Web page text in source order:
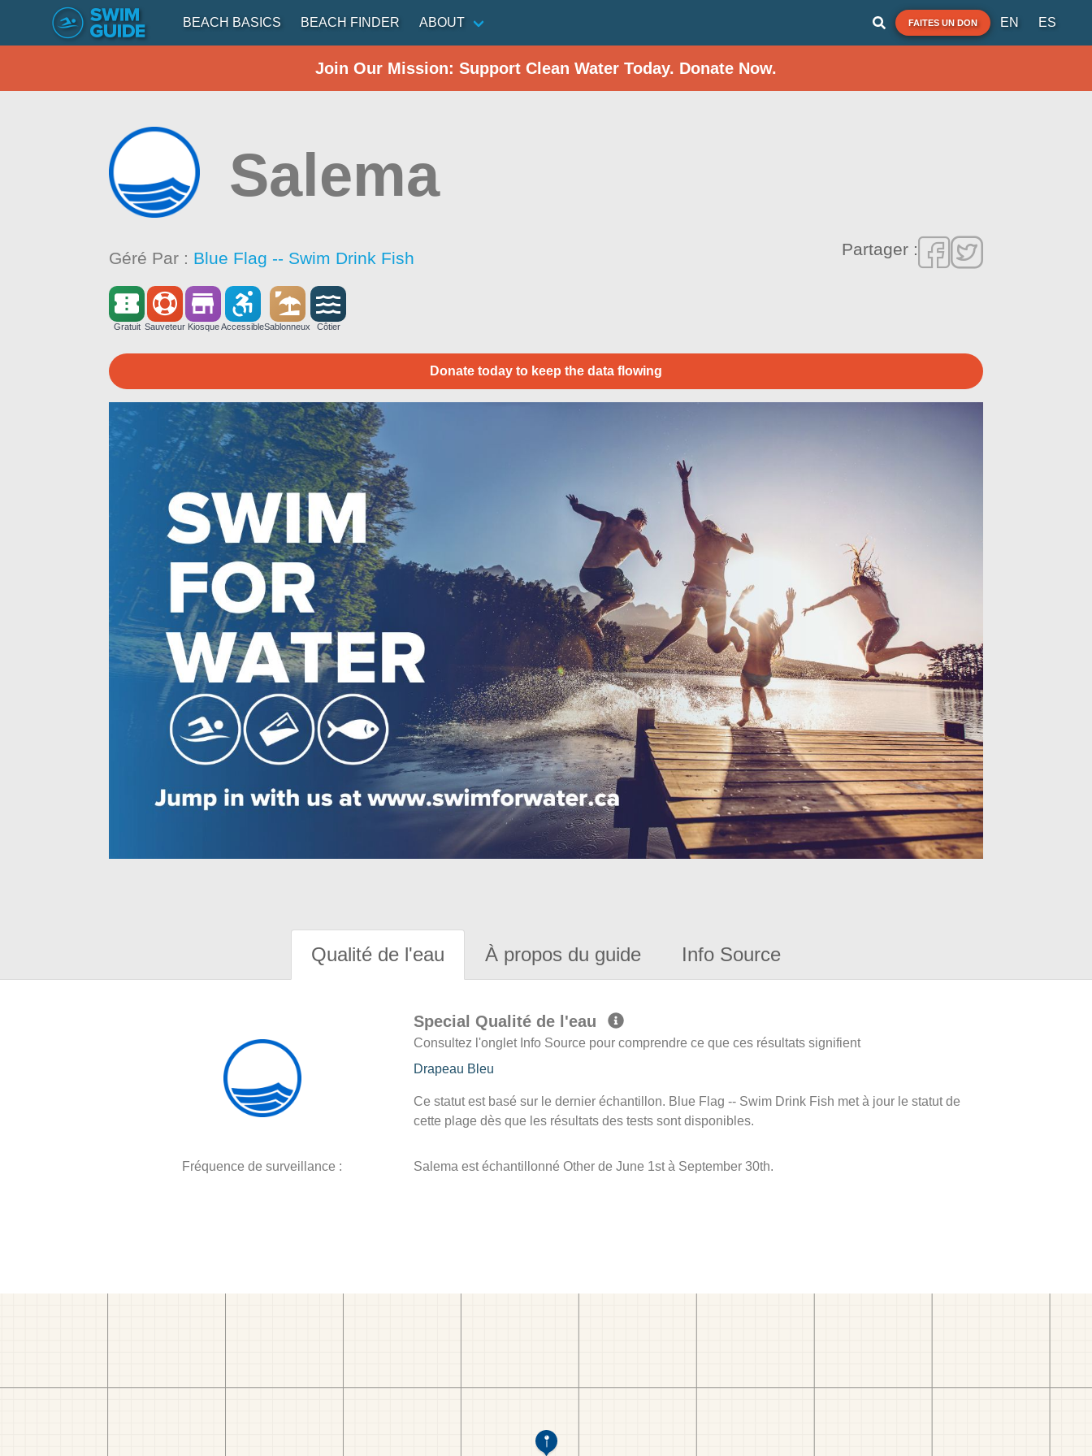
BEACH BASICS BEACH FINDER ABOUT FAITES UN DON EN ES
Join Our Mission: Support Clean Water Today. Donate Now.
Salema
Géré Par : Blue Flag -- Swim Drink Fish Partager :
Gratuit Sauveteur Kiosque AccessibleSablonneux Côtier
Donate today to keep the data flowing
Qualité de l'eau À propos du guide Info Source
Special Qualité de l'eau
Consultez l'onglet Info Source pour comprendre ce que ces résultats signifient
Drapeau Bleu
Ce statut est basé sur le dernier échantillon. Blue Flag -- Swim Drink Fish met à jour le statut de
cette plage dès que les résultats des tests sont disponibles.
Fréquence de surveillance : Salema est échantillonné Other de June 1st à September 30th.